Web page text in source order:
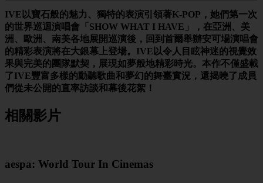
IVE以寶石般的魅力、獨特的表演引領著K-POP，她們第一次
的世界巡迴演唱會「SHOW WHAT I HAVE」，在亞洲、美
洲、歐洲、南美各地展開巡演後，回到首爾舉辦安可場演唱會
的精彩表演將在大銀幕上登場。IVE以令人目眩神迷的視覺效
果與完美的團隊默契，展現如夢般地精彩時光。本作不僅盛載
了IVE豐富多樣的動聽歌曲和夢幻的舞臺實況，還揭曉了成員
們從未公開的直率訪談和幕後花絮！
相關影片
aespa: World Tour In Cinemas